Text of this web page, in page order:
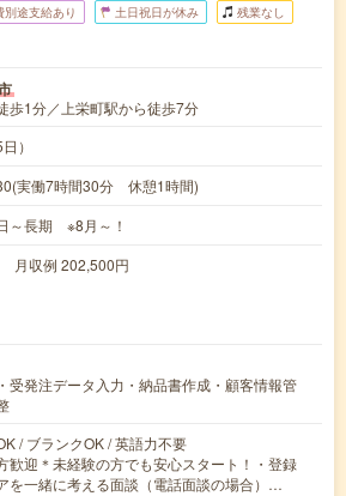
別途支給あり 土日祝日が休み 残業なし
歩1分／上栄町駅から徒歩7分
）
実働7時間30分 休憩1時間)
～長期 ※8月～！
月収例 202,500円
受発注データ入力・納品書作成・顧客情報管
/ ブランクOK / 英語力不要
歓迎＊未経験の方でも安心スタート！・登録
を一緒に考える面談（電話面談の場合）…